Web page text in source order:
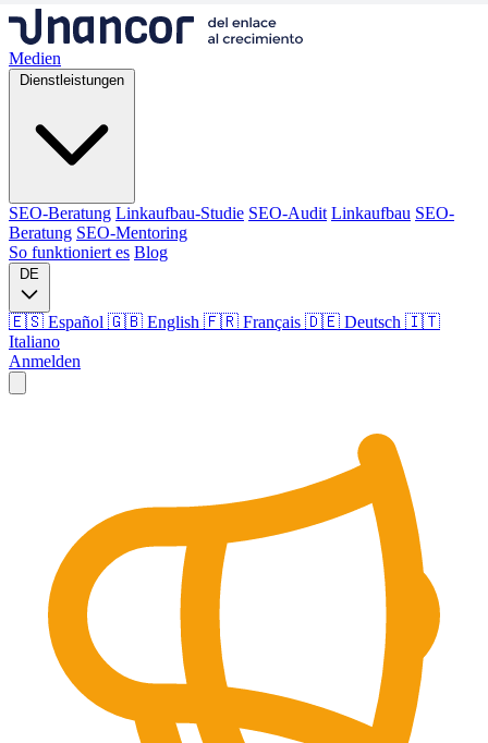
Medien
Dienstleistungen
SEO-Beratung Linkaufbau-Studie SEO-Audit Linkaufbau SEO-
Beratung SEO-Mentoring
So funktioniert es Blog
DE
🇪🇸 Español 🇬🇧 English 🇫🇷 Français 🇩🇪 Deutsch 🇮🇹
Italiano
Anmelden
SEO-Beratung Linkaufbau-Studie Linkaufbau
SEO-
Beratung
SEO-Mentoring
So funktioniert es
Sprache
🇪🇸 ES
🇬🇧 EN 🇫🇷 FR 🇩🇪 DE